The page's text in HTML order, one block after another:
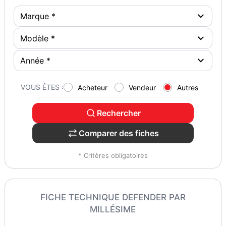
VOUS ÊTES : Acheteur Vendeur Autres
Rechercher
Comparer des fiches
* Critères obligatoires
FICHE TECHNIQUE DEFENDER PAR
MILLÉSIME